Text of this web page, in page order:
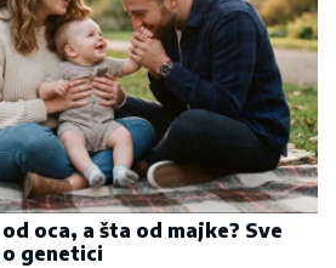
oca, a šta od majke? Sve
genetici